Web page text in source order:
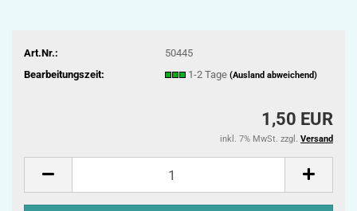
Art.Nr.:
50445
Bearbeitungszeit:
1-2 Tage (Ausland abweichend)
1,50 EUR
inkl. 7% MwSt. zzgl. Versand